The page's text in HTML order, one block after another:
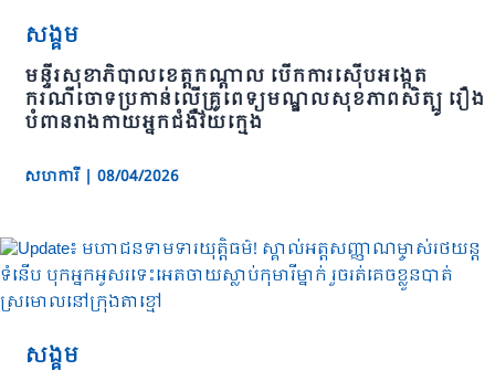
សង្គម
មន្ទីរសុខាភិបាលខេត្តកណ្ដាល បើកការស៊ើបអង្កេត
ករណីចោទប្រកាន់លើគ្រូពេទ្យមណ្ឌលសុខភាពសិត្បូ រឿង
បំពានរាងកាយអ្នកជំងឺវ័យក្មេង
សហការី | 08/04/2026
សង្គម